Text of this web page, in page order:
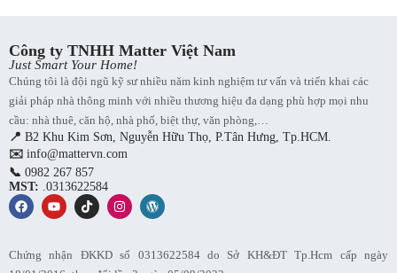
Công ty TNHH Matter Việt Nam
Just Smart Your Home!
Chúng tôi là đội ngũ kỹ sư nhiều năm kinh nghiệm tư vấn và triển khai các
giải pháp nhà thông minh với nhiều thương hiệu đa dạng phù hợp mọi nhu
cầu: nhà thuê, căn hộ, nhà phố, biệt thự, văn phòng,…
📍 B2 Khu Kim Sơn, Nguyễn Hữu Thọ, P.Tân Hưng, Tp.HCM.
✉️ info@mattervn.com
📞 0982 267 857
MST: .0313622584
Chứng nhận ĐKKD số 0313622584 do Sở KH&ĐT Tp.Hcm cấp ngày